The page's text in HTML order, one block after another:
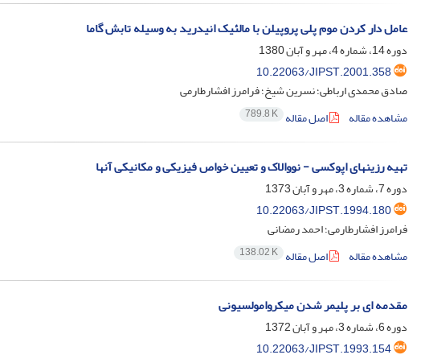
عامل دار کردن موم پلی پروپیلن با مالئیک انیدرید به وسیله تابش گاما
دوره 14، شماره 4، مهر و آبان 1380
10.22063/JIPST.2001.358
صادق محمدی ارباطی؛ نسرین شیخ؛ فرامرز افشارطارمی
مشاهده مقاله
اصل مقاله 789.8 K
تهیه رزینهای اپوکسی - نووالاک و تعیین خواص فیزیکی و مکانیکی آنها
دوره 7، شماره 3، مهر و آبان 1373
10.22063/JIPST.1994.180
فرامرز افشارطارمی؛ احمد رمضانی
مشاهده مقاله
اصل مقاله 138.02 K
مقدمه ای بر پلیمر شدن میکروامولسیونی
دوره 6، شماره 3، مهر و آبان 1372
10.22063/JIPST.1993.154